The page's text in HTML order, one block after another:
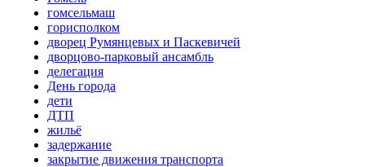
гомсельмаш
горисполком
дворец Румянцевых и Паскевичей
дворцово-парковый ансамбль
делегация
День города
дети
ДТП
жильё
задержание
закрытие движения транспорта